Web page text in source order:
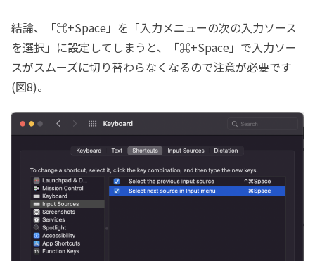
結論、「⌘+Space」を「入力メニューの次の入力ソース
を選択」に設定してしまうと、「⌘+Space」で入力ソー
スがスムーズに切り替わらなくなるので注意が必要です
(図8)。